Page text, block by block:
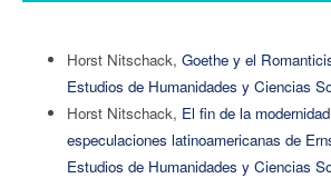
Horst Nitschack, Goethe y el
Estudios de Humanidades y Ciencias
Horst Nitschack, El fin de la
especulaciones latinoamericanas de
Estudios de Humanidades y Ciencias